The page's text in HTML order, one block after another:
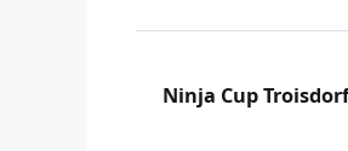
Ninja Cup